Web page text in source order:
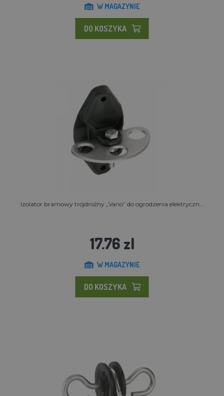
W MAGAZYNIE
DO KOSZYKA
Izolator bramowy trójdrożny „Vario” do ogrodzenia elektryczn...
17.76 zl
W MAGAZYNIE
DO KOSZYKA